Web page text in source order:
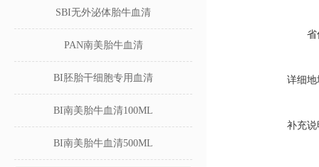
SBI无外泌体胎牛血清
PAN南美胎牛血清
BI胚胎干细胞专用血清
BI南美胎牛血清100ML
BI南美胎牛血清500ML
省
详细地
补充说